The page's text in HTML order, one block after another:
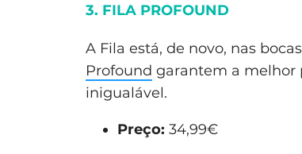
3. FILA PROFOUND
A Fila está, de novo, nas
Profound garantem a melhor
inigualável.
Preço: 34,99€